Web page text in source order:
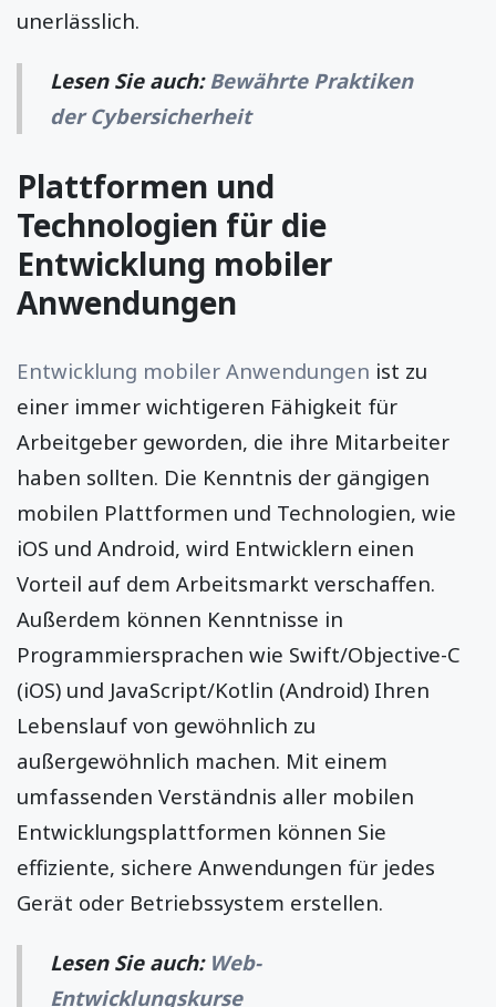
unerlässlich.
Lesen Sie auch: Bewährte Praktiken
der Cybersicherheit
Plattformen und
Technologien für die
Entwicklung mobiler
Anwendungen
Entwicklung mobiler Anwendungen ist zu
einer immer wichtigeren Fähigkeit für
Arbeitgeber geworden, die ihre Mitarbeiter
haben sollten. Die Kenntnis der gängigen
mobilen Plattformen und Technologien, wie
iOS und Android, wird Entwicklern einen
Vorteil auf dem Arbeitsmarkt verschaffen.
Außerdem können Kenntnisse in
Programmiersprachen wie Swift/Objective-C
(iOS) und JavaScript/Kotlin (Android) Ihren
Lebenslauf von gewöhnlich zu
außergewöhnlich machen. Mit einem
umfassenden Verständnis aller mobilen
Entwicklungsplattformen können Sie
effiziente, sichere Anwendungen für jedes
Gerät oder Betriebssystem erstellen.
Lesen Sie auch: Web-
Entwicklungskurse